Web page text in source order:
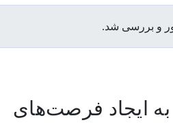
و بررسی شد.
ایجاد فرصت‌های